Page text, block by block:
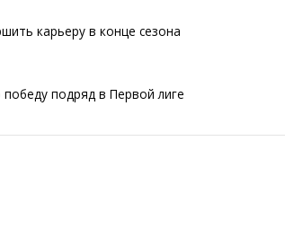
карьеру в конце сезона
подряд в Первой лиге